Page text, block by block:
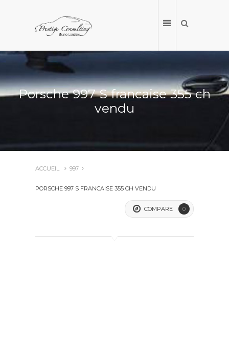
NOS VÉHICULES
Porsche 997 S francaise 355 ch
vendu
ACCUEIL 997
PORSCHE 997 S FRANCAISE 355 CH VENDU
COMPARE 0